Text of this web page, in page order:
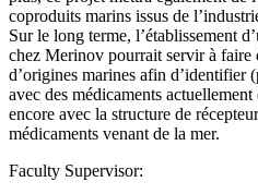
coproduits marins issus de
Sur le long terme, l’établissement
chez Merinov pourrait servir à faire
d’origines marines afin d’identifier
avec des médicaments
encore avec la structure de
médicaments venant de la mer.
Faculty Supervisor: